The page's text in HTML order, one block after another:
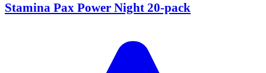
Stamina Pax Power Night 20-pack